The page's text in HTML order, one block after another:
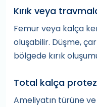
Kırık veya
Femur veya kalça
oluşabilir. Düşme,
bölgede kırık
Total kalça
Ameliyatın türüne